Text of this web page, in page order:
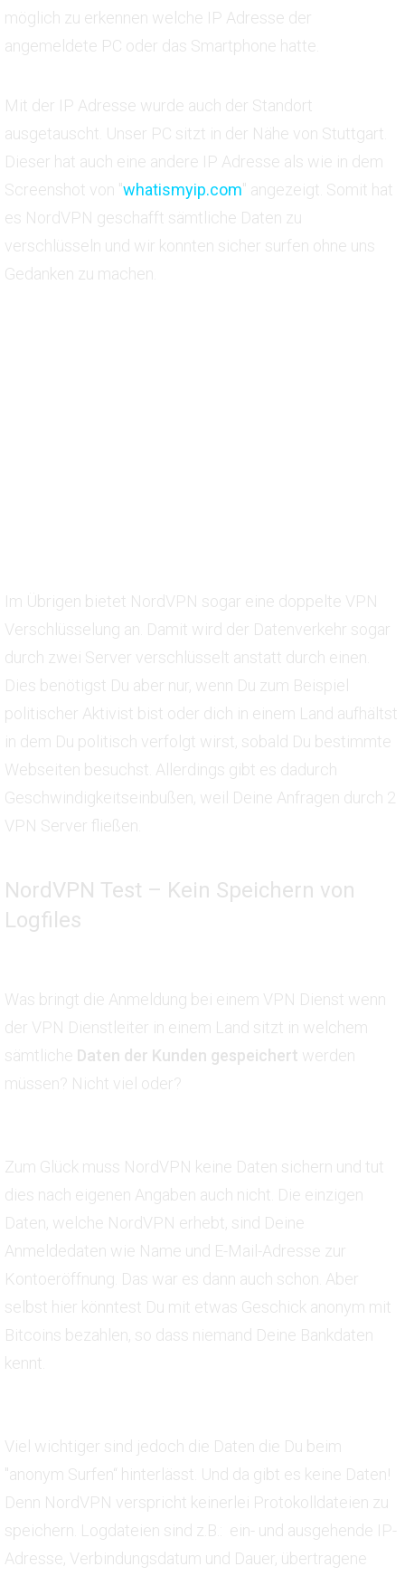
möglich zu erkennen welche IP Adresse der
angemeldete PC oder das Smartphone hatte.
Mit der IP Adresse wurde auch der Standort
ausgetauscht. Unser PC sitzt in der Nähe von Stuttgart.
Dieser hat auch eine andere IP Adresse als wie in dem
Screenshot von "whatismyip.com" angezeigt. Somit hat
es NordVPN geschafft sämtliche Daten zu
verschlüsseln und wir konnten sicher surfen ohne uns
Gedanken zu machen.
Im Übrigen bietet NordVPN sogar eine doppelte VPN
Verschlüsselung an. Damit wird der Datenverkehr sogar
durch zwei Server verschlüsselt anstatt durch einen.
Dies benötigst Du aber nur, wenn Du zum Beispiel
politischer Aktivist bist oder dich in einem Land aufhältst
in dem Du politisch verfolgt wirst, sobald Du bestimmte
Webseiten besuchst. Allerdings gibt es dadurch
Geschwindigkeitseinbußen, weil Deine Anfragen durch 2
VPN Server fließen.
NordVPN Test – Kein Speichern von
Logfiles
Was bringt die Anmeldung bei einem VPN Dienst wenn
der VPN Dienstleiter in einem Land sitzt in welchem
sämtliche Daten der Kunden gespeichert werden
müssen? Nicht viel oder?
Zum Glück muss NordVPN keine Daten sichern und tut
dies nach eigenen Angaben auch nicht. Die einzigen
Daten, welche NordVPN erhebt, sind Deine
Anmeldedaten wie Name und E-Mail-Adresse zur
Kontoeröffnung. Das war es dann auch schon. Aber
selbst hier könntest Du mit etwas Geschick anonym mit
Bitcoins bezahlen, so dass niemand Deine Bankdaten
kennt.
Viel wichtiger sind jedoch die Daten die Du beim
"anonym Surfen“ hinterlässt. Und da gibt es keine Daten!
Denn NordVPN verspricht keinerlei Protokolldateien zu
speichern. Logdateien sind z.B.: ein- und ausgehende IP-
Adresse, Verbindungsdatum und Dauer, übertragene